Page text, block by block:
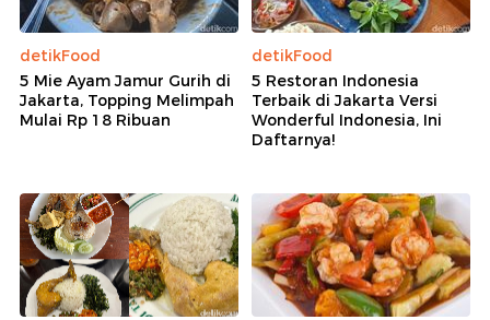
detikFood
5 Mie Ayam Jamur Gurih di
Jakarta, Topping Melimpah
Mulai Rp 18 Ribuan
detikFood
5 Restoran Indonesia
Terbaik di Jakarta Versi
Wonderful Indonesia, Ini
Daftarnya!